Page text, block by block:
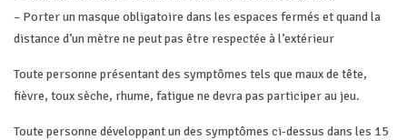
– Porter un masque obligatoire dans les espaces fermés et quand la
distance d’un mètre ne peut pas être respectée à l’extérieur
Toute personne présentant des symptômes tels que maux de tête,
fièvre, toux sèche, rhume, fatigue ne devra pas participer au jeu.
Toute personne développant un des symptômes ci-dessus dans les 15